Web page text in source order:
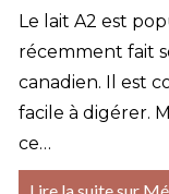
Le lait A2 est
récemment fait
canadien. Il est
facile à digérer.
ce…